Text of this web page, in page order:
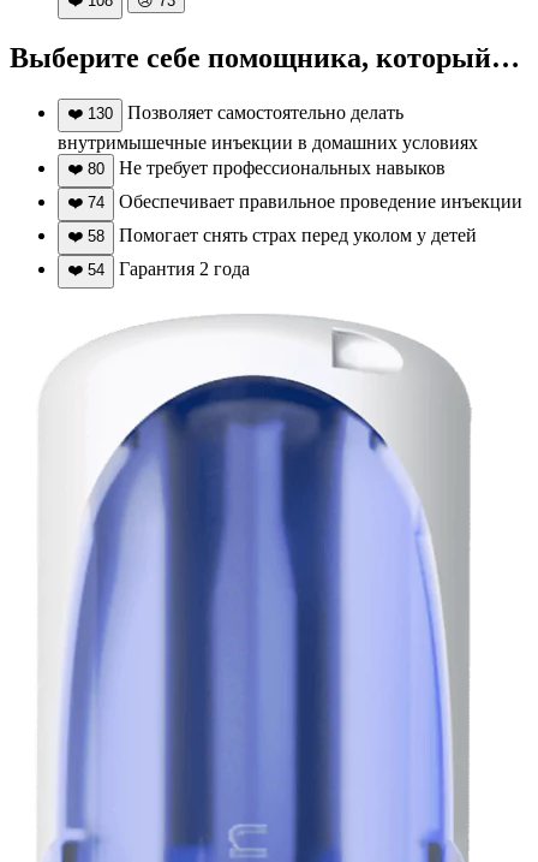
Выберите себе помощника, который…
❤️ 130
Позволяет самостоятельно делать
внутримышечные инъекции в домашних условиях
❤️ 80 Не требует профессиональных навыков
❤️ 74 Обеспечивает правильное проведение инъекции
❤️ 58 Помогает снять страх перед уколом у детей
❤️ 54 Гарантия 2 года